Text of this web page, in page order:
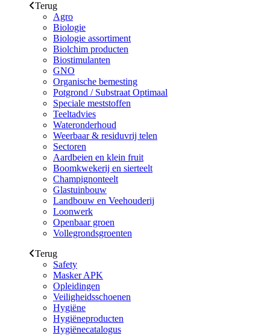
Terug
Agro
Biologie
Biologie assortiment
Biolchim producten
Biostimulanten
GNO
Organische bemesting
Potgrond / Substraat Optimaal
Speciale meststoffen
Teeltadvies
Wateronderhoud
Weerbaar & residuvrij telen
Sectoren
Aardbeien en klein fruit
Boomkwekerij en sierteelt
Champignonteelt
Glastuinbouw
Landbouw en Veehouderij
Loonwerk
Openbaar groen
Vollegrondsgroenten
Terug
Safety
Masker APK
Opleidingen
Veiligheidsschoenen
Hygiëne
Hygiëneproducten
Hygiënecatalogus